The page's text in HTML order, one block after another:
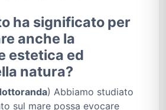
ha significato per
anche la
estetica ed
natura?
) Abbiamo studiato
sul mare possa evocare